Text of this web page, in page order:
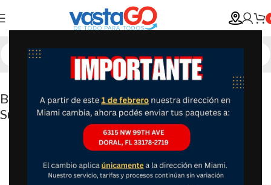
Bandai America – Figura final de Dragon Ball
Super Limit Breaker Cell Forma 12